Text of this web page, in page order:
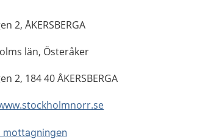
2, ÅKERSBERGA
län, Österåker
2, 184 40 ÅKERSBERGA